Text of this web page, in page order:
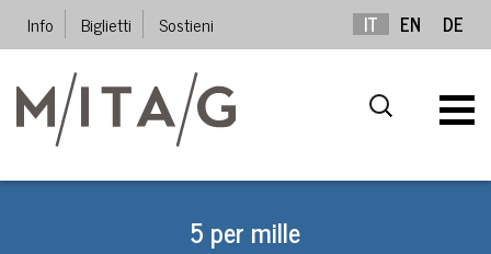
Info Biglietti Sostieni IT EN DE
5 per mille